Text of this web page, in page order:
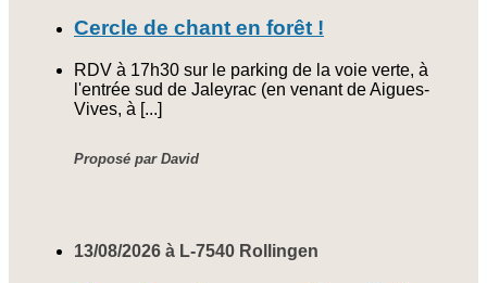
Cercle de chant en forêt !
RDV à 17h30 sur le parking de la voie verte, à
l'entrée sud de Jaleyrac (en venant de Aigues-
Vives, à [...]
Proposé par David
13/08/2026 à L-7540 Rollingen